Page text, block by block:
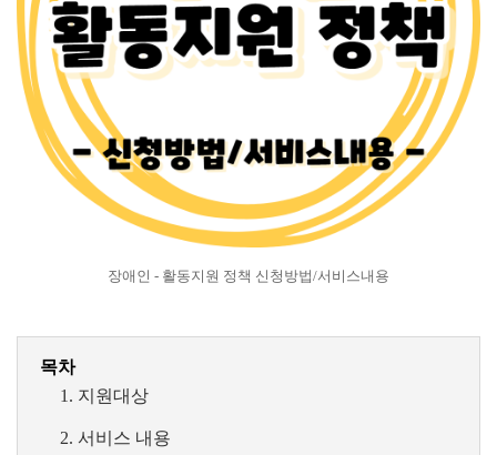
장애인 - 활동지원 정책 신청방법/서비스내용
목차
지원대상
서비스 내용